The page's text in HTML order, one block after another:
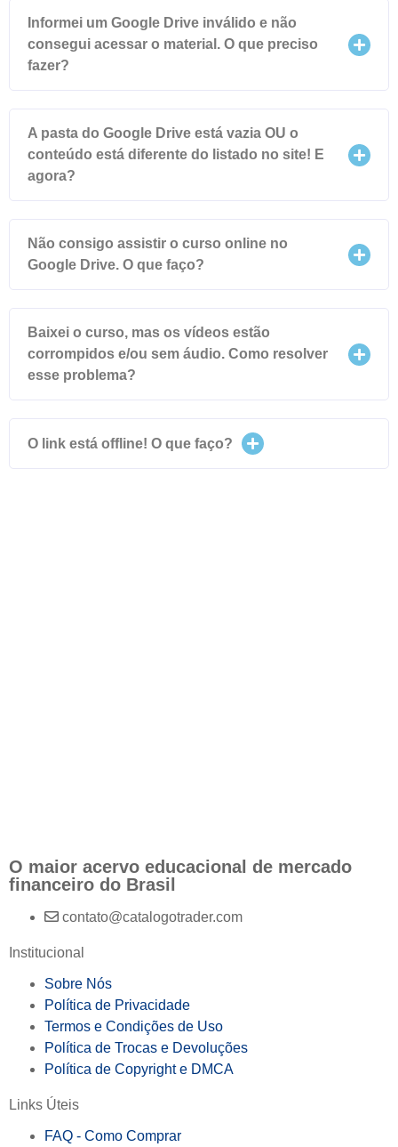
Informei um Google Drive inválido e não
consegui acessar o material. O que preciso
fazer?
A pasta do Google Drive está vazia OU o
conteúdo está diferente do listado no site! E
agora?
Não consigo assistir o curso online no
Google Drive. O que faço?
Baixei o curso, mas os vídeos estão
corrompidos e/ou sem áudio. Como resolver
esse problema?
O link está offline! O que faço?
O maior acervo educacional de mercado
financeiro do Brasil
contato@catalogotrader.com
Institucional
Sobre Nós
Política de Privacidade
Termos e Condições de Uso
Política de Trocas e Devoluções
Política de Copyright e DMCA
Links Úteis
FAQ - Como Comprar